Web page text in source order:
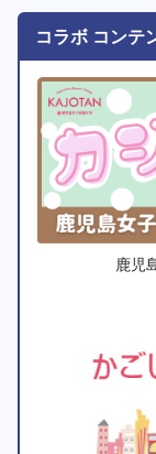
コラボ コンテ
鹿児